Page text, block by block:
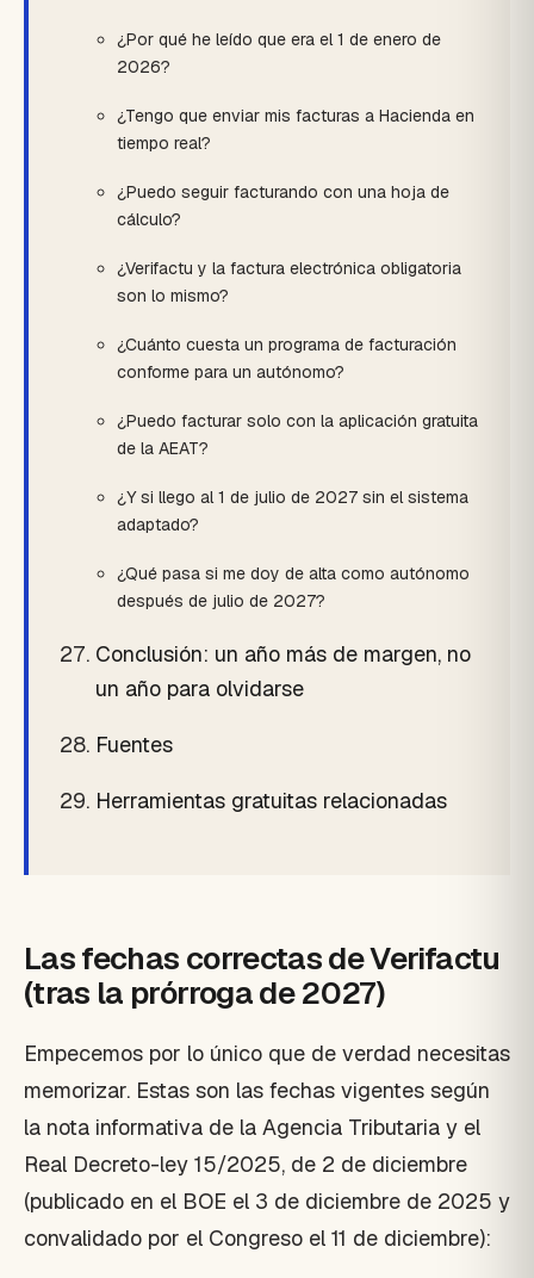
¿Por qué he leído que era el 1 de enero de
2026?
¿Tengo que enviar mis facturas a Hacienda en
tiempo real?
¿Puedo seguir facturando con una hoja de
cálculo?
¿Verifactu y la factura electrónica obligatoria
son lo mismo?
¿Cuánto cuesta un programa de facturación
conforme para un autónomo?
¿Puedo facturar solo con la aplicación gratuita
de la AEAT?
¿Y si llego al 1 de julio de 2027 sin el sistema
adaptado?
¿Qué pasa si me doy de alta como autónomo
después de julio de 2027?
Conclusión: un año más de margen, no
un año para olvidarse
Fuentes
Herramientas gratuitas relacionadas
Las fechas correctas de Verifactu
(tras la prórroga de 2027)
Empecemos por lo único que de verdad necesitas
memorizar. Estas son las fechas vigentes según
la nota informativa de la Agencia Tributaria y el
Real Decreto-ley 15/2025, de 2 de diciembre
(publicado en el BOE el 3 de diciembre de 2025 y
convalidado por el Congreso el 11 de diciembre):